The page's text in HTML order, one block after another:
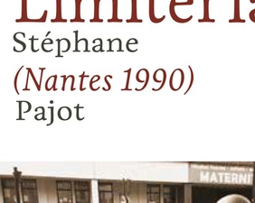
en goguette, arpenteurs
la cité promise, il y eut un
un olibrius nommé…
:Art 3 Plessis
27/12/2025